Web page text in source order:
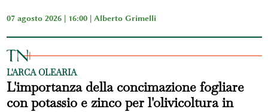
07 agosto 2026 | 16:00 | Alberto Grimelli
L'ARCA OLEARIA
L'importanza della concimazione fogliare
con potassio e zinco per l'olivicoltura in